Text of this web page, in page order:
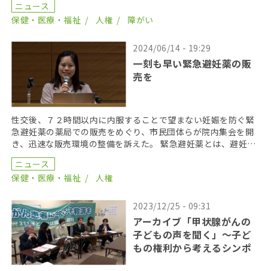
[…]
ニュース
保健・医療・福祉
人権 障がい
2024/06/14 - 19:29
一刻も早い緊急避妊薬の販
売を
性交後、７２時間以内に内服することで望まない妊娠を防ぐ緊
急避妊薬の薬局での販売をめぐり、市民団体らが院内集会を開
き、迅速な販売環境の整備を訴えた。 緊急避妊薬とは、避妊失
敗や性暴力にあった際に緊急的に妊娠を避けることに役 […]
ニュース
保健・医療・福祉
人権
2023/12/25 - 09:31
アーカイブ「甲状腺がんの
子どもの声を聞く」～子ど
もの権利から考えるシンポ